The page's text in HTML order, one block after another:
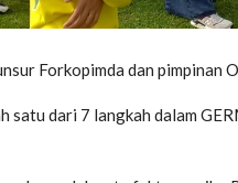
Forkopimda dan pimpinan
satu dari 7 langkah dalam